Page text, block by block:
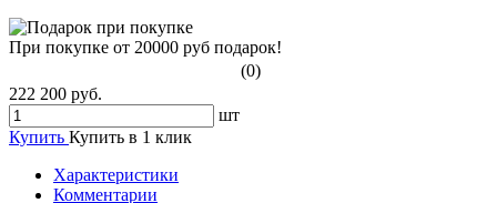
При покупке от 20000 руб подарок!
(0)
222 200 руб.
шт
Купить Купить в 1 клик
Характеристики
Комментарии